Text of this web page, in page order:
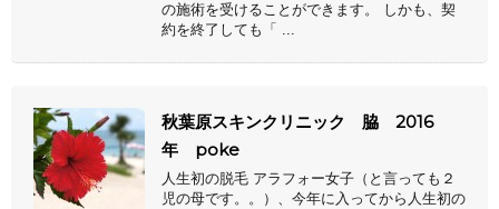
の施術を受けることができます。 しかも、契
約を終了しても「 ...
秋葉原スキンクリニック 脇 2016
年 poke
人生初の脱毛 アラフォー女子（と言っても２
児の母です。。）、今年に入ってから人生初の